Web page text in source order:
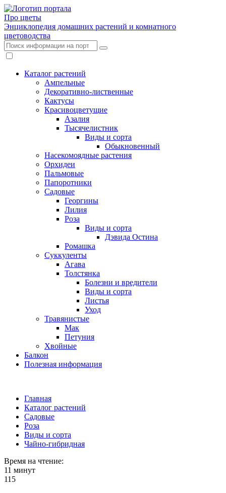
Про цветы
Энциклопедия домашних растений и комнатного
цветоводства
Каталог растений
Ампельные
Декоративно-лиственные
Кактусы
Красивоцветущие
Азалия
Тысячелистник
Виды и сорта
Обыкновенный
Насекомоядные растения
Орхидеи
Пальмовые
Папоротники
Садовые
Георгины
Лилия
Роза
Виды и сорта
Дэвида Остина
Ромашка
Суккуленты
Агава
Толстянка
Болезни и вредители
Виды и сорта
Листья
Уход
Травянистые
Мак
Петуния
Хвойные
Балкон
Полезная информация
Главная
Каталог растений
Садовые
Роза
Виды и сорта
Чайно-гибридная
Время на чтение:
11 минут
115